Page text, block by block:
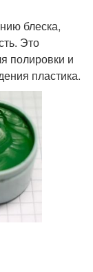
блеска,
Это
полировки и
пластика.